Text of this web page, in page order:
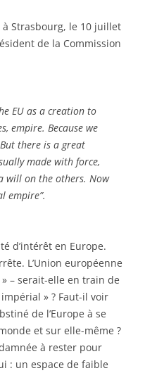
à Strasbourg, le 10 juillet
de la Commission
EU as a creation to
empire. Because we
there is a great
made with force,
will on the others. Now
empire”.
d’intérêt en Europe.
L’Union européenne
– serait-elle en train de
» ? Faut-il voir
de l’Europe à se
et sur elle-même ?
à rester pour
: un espace de faible